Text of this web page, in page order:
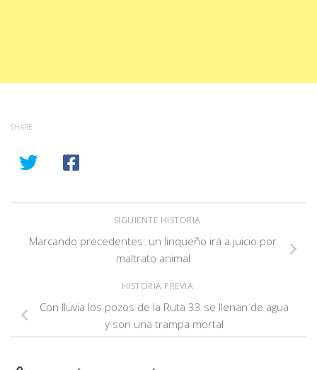
SHARE
SIGUIENTE HISTORIA
Marcando precedentes: un linqueño irá a juicio por
maltrato animal
HISTORIA PREVIA
Con lluvia los pozos de la Ruta 33 se llenan de agua
y son una trampa mortal